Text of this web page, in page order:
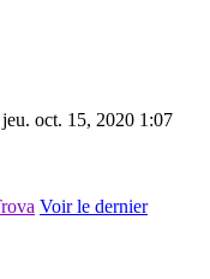
jeu. oct. 15, 2020 1:07
Voir le dernier